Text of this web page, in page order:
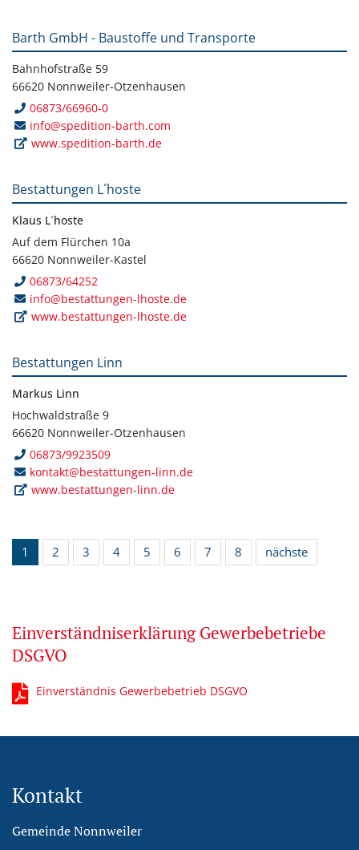
Barth GmbH - Baustoffe und Transporte
Bahnhofstraße 59
66620 Nonnweiler-Otzenhausen
06873/66960-0
info@spedition-barth.com
www.spedition-barth.de
Bestattungen L´hoste
Klaus L´hoste
Auf dem Flürchen 10a
66620 Nonnweiler-Kastel
06873/64252
info@bestattungen-lhoste.de
www.bestattungen-lhoste.de
Bestattungen Linn
Markus Linn
Hochwaldstraße 9
66620 Nonnweiler-Otzenhausen
06873/9923509
kontakt@bestattungen-linn.de
www.bestattungen-linn.de
1 2 3 4 5 6 7 8 nächste
Einverständniserklärung Gewerbebetriebe
DSGVO
Einverständnis Gewerbebetrieb DSGVO
Kontakt
Gemeinde Nonnweiler